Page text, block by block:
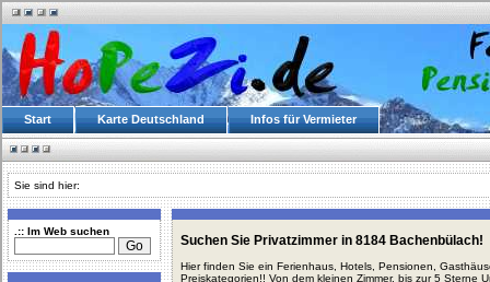
Start Karte Deutschland Infos für Vermieter
Sie sind hier:
.:: Im Web suchen
Suchen Sie Privatzimmer in 8184 Bachenbülach!
Hier finden Sie ein Ferienhaus, Hotels, Pensionen,
Preiskategorien!! Von dem kleinen Zimmer, bis zur 5 Sterne